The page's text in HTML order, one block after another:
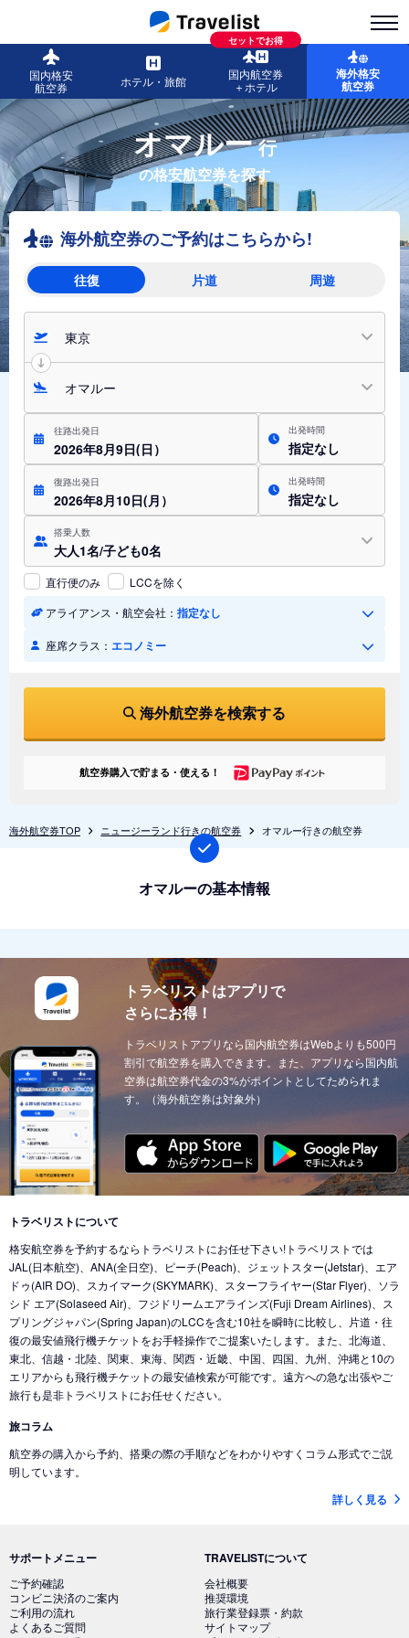
国内格安
航空券
ホテル・旅館
セットでお得
国内航空券
＋ホテル
海外格安
航空券
オマルー行
の格安航空券を探す
海外航空券のご予約はこちらから!
往復 片道 周遊
東京
オマルー
往路出発日
2026年8月9日(日）
出発時間
指定なし
復路出発日
2026年8月10日(月）
出発時間
指定なし
搭乗人数
大人1名/子ども0名
直行便のみ
LCCを除く
アライアンス・航空会社： 指定なし
座席クラス： エコノミー
海外航空券を検索する
航空券購入で貯まる・使える！
海外航空券TOP ニュージーランド行きの航空券 オマルー行きの航空券
オマルーの基本情報
トラベリストはアプリで
さらにお得！
トラベリストアプリなら国内航空券はWebよりも500円
割引で航空券を購入できます。また、アプリなら国内航
空券は航空券代金の3%がポイントとしてためられま
す。（海外航空券は対象外）
トラベリストについて
格安航空券を予約するならトラベリストにお任せ下さい!トラベリストでは
JAL(日本航空)、ANA(全日空)、ピーチ(Peach)、ジェットスター(Jetstar)、エア
ドゥ(AIR DO)、スカイマーク(SKYMARK)、スターフライヤー(Star Flyer)、ソラ
シド エア(Solaseed Air)、フジドリームエアラインズ(Fuji Dream Airlines)、ス
プリングジャパン(Spring Japan)のLCCを含む10社を瞬時に比較し、片道・往
復の最安値飛行機チケットをお手軽操作でご提案いたします。また、北海道、
東北、信越・北陸、関東、東海、関西・近畿、中国、四国、九州、沖縄と10の
エリアからも飛行機チケットの最安値検索が可能です。遠方への急な出張やご
旅行も是非トラベリストにお任せください。
旅コラム
航空券の購入から予約、搭乗の際の手順などをわかりやすくコラム形式でご説
明しています。
詳しく見る
サポートメニュー
ご予約確認
コンビニ決済のご案内
ご利用の流れ
よくあるご質問
TRAVELISTについて
会社概要
推奨環境
旅行業登録票・約款
サイトマップ